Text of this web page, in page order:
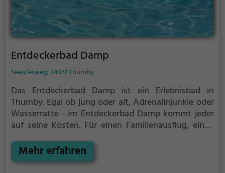
Entdeckerbad Damp
Seeuferweg, 24351 Thumby
Das Entdeckerbad Damp ist ein Erlebnisbad in
Thumby. Egal ob jung oder alt, Adrenalinjunkie oder
Wasserratte - im Entdeckerbad Damp kommt jeder
auf seine Kosten. Für einen Familienausflug, einen
Entdeckerbad Damp genau die richtige Adresse.
Mehr erfahren